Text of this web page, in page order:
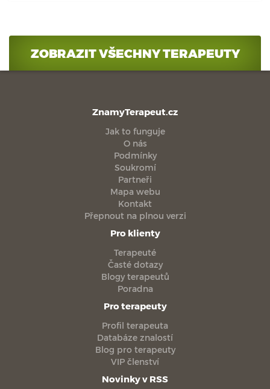
ZOBRAZIT VŠECHNY TERAPEUTY
ZnamyTerapeut.cz
Jak to funguje
O nás
Podmínky
Soukromí
Partneři
Mapa webu
Kontakt
Přepnout na plnou verzi
Pro klienty
Terapeuté
Časté dotazy
Blogy terapeutů
Poradna
Pro terapeuty
Profil terapeuta
Databáze znalostí
Blog pro terapeuty
VIP členství
Novinky v RSS